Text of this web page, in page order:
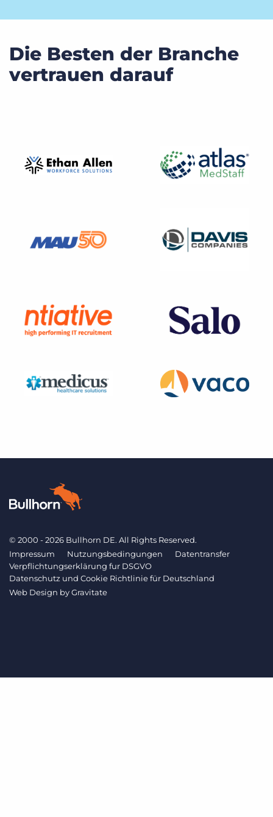
Die Besten der Branche
vertrauen darauf
© 2000 - 2026 Bullhorn DE. All Rights Reserved.
Impressum
Nutzungsbedingungen
Datentransfer
Verpflichtungserklärung fur DSGVO
Datenschutz und Cookie Richtlinie für Deutschland
Web Design byGravitate